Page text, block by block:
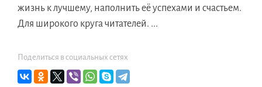
жизнь к лучшему, наполнить её успехами и счастьем.
Для широкого круга читателей. ...
Поделиться в социальных сетях